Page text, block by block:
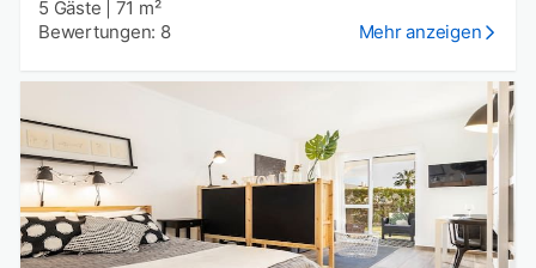
5 Gäste
71 m²
Bewertungen: 8
Mehr anzeigen